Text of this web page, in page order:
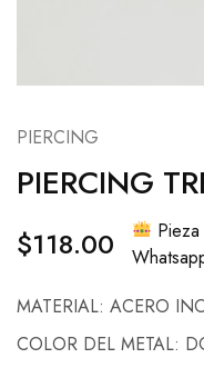
PIERCING
PIERCING
$118.00
MATERIAL: ACERO
COLOR DEL METAL: